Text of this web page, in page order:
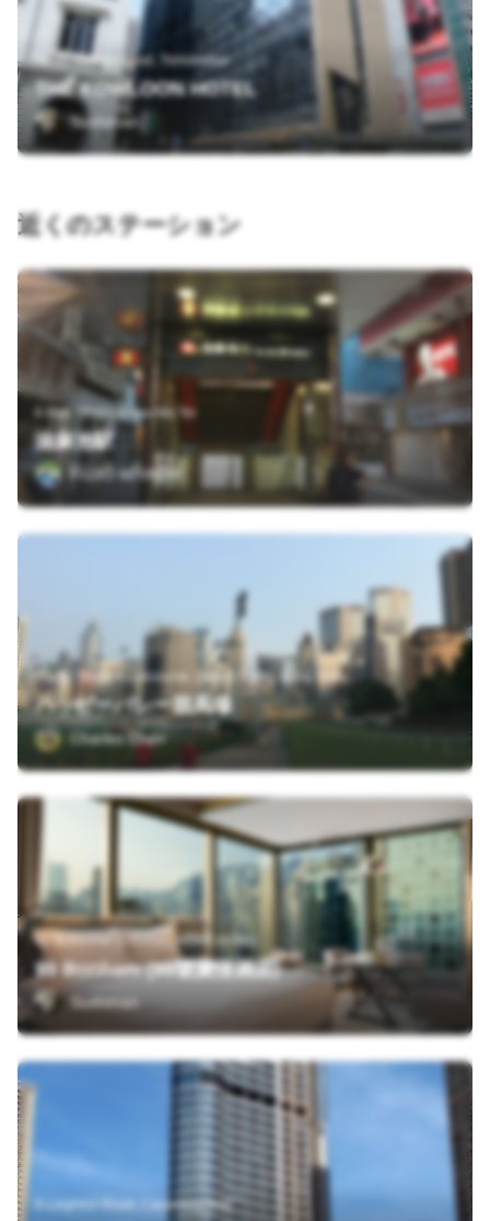
19-21 Nathan Road, Tsimshatsui
THE KOWLOON HOTEL
Sushiman
近くのステーション
6 Man Ming Ln, Yau Ma Tei
油麻池駅
FUJIO MIYACHI
Happy Valley Racecourse, Happy Valley, Hong Kong
ハッピーバレー競馬場
Charles Chen
99 BONHAM STRAND, HONG KONG
99 Bonham (99號寶恆酒店)
8 Leighton Road, Causeway Bay